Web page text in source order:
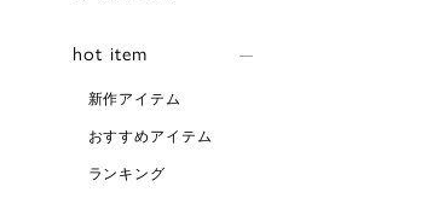
hot item
新作アイテム
おすすめアイテム
ランキング